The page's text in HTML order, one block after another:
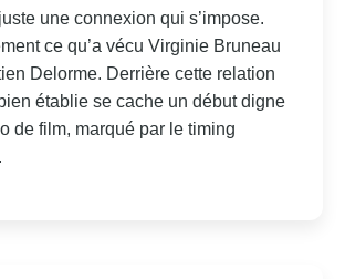
une connexion qui s’impose.
ce qu’a vécu Virginie Bruneau
Delorme. Derrière cette relation
établie se cache un début digne
de film, marqué par le timing